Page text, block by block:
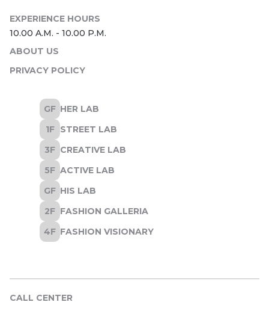
ABOUT US
PRIVACY POLICY
CALL CENTER